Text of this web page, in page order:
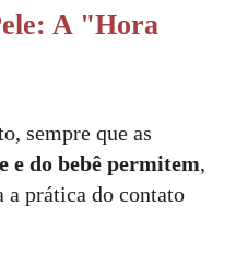
A "Hora
sempre que as
e do bebê permitem,
a prática do contato